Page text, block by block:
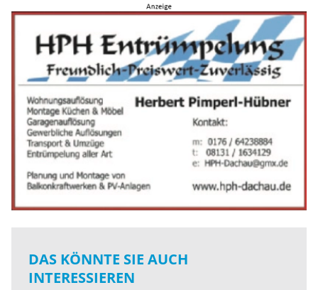
DAS KÖNNTE SIE AUCH
INTERESSIEREN